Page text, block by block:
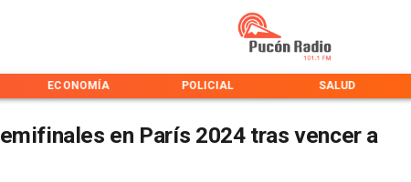
ECONOMÍA POLICIAL SALUD
en París 2024 tras vencer a